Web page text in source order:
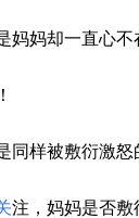
妈却一直心不
样被敷衍激怒
注，妈妈是否敷